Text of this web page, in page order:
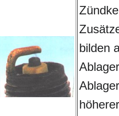
bilden